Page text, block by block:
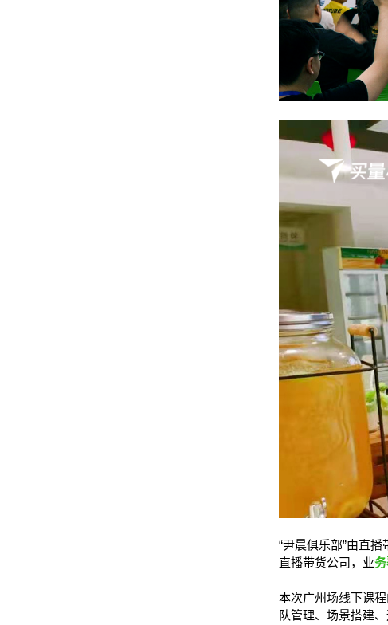
“尹晨俱乐部”由直
直播带货公司，业
本次广州场线下课
队管理、场景搭建